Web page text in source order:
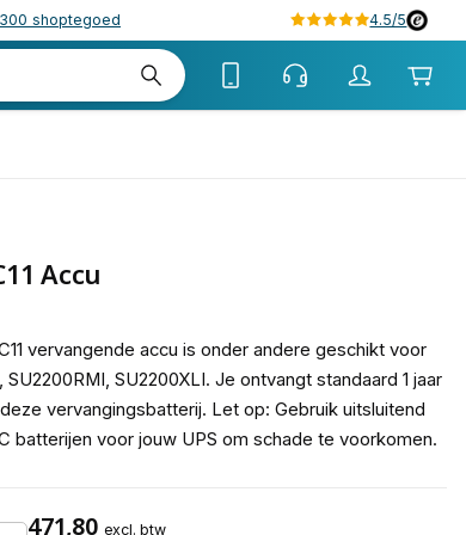
shoptegoed 4.5/5
Accu
vervangende accu is onder andere geschikt voor
SU2200RMI, SU2200XLI. Je ontvangt standaard 1 jaar
vervangingsbatterij. Let op: Gebruik uitsluitend
batterijen voor jouw UPS om schade te voorkomen.
471,80 excl. btw